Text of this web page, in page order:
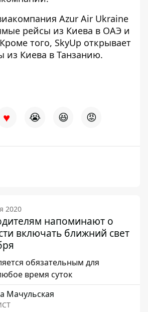
Azur Air Ukraine
рейсы из Киева в ОАЭ и
того, SkyUp открывает
из Киева в Танзанию.
♥ 😭 😆 😡
2020
напоминают о
включать ближний свет
обязательным для
время суток
Мачульская